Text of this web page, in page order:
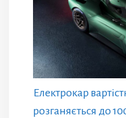
Електрокар
розганяється до